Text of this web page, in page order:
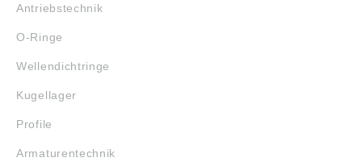
Antriebstechnik
O-Ringe
Wellendichtringe
Kugellager
Profile
Armaturentechnik